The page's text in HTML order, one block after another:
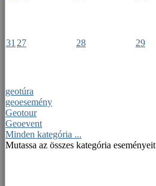
31 27 28 29
geotúra
geoesemény
Geotour
Geoevent
Minden kategória ...
Mutassa az összes kategória eseményeit